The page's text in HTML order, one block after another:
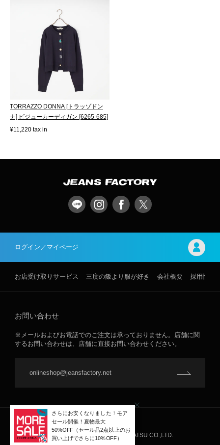
TORRAZZO DONNA [トラッゾドン
ナ] ビジューカーディガン [6265-685]
¥11,220 tax in
ログイン／マイページ
お店受け取りサービス 三度の飯より服が好き 会社概要 採用情報
お問い合わせ
※メールおよびお電話でのご注文は承っておりません。店舗に関
するお問い合わせは、店舗に直接お問い合わせください。
onlineshop@jeansfactory.net
JEANS FACTORY ©INTER-NAKATSU CO.,LTD.